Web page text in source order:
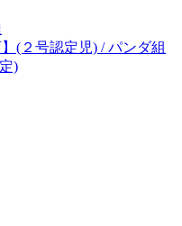
(２号認定児) / パンダ組
)